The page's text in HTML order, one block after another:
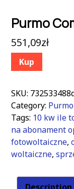
Purmo
551,09zł
Kup
SKU:
Category: Purmo
Tags: 10 kw ile
na abonament
fotowoltaiczne,
woltaiczne,